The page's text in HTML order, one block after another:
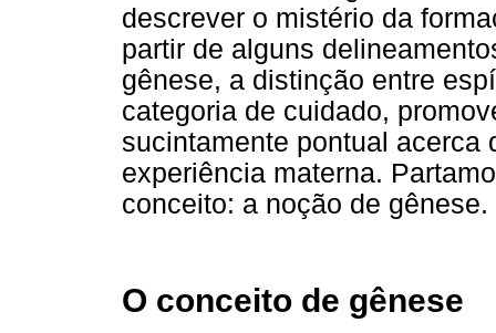
descrever o mistério da
partir de alguns
gênese, a distinção entre
categoria de cuidado,
sucintamente pontual acerca
experiência materna.
conceito: a noção de gênese.
O conceito de gênese